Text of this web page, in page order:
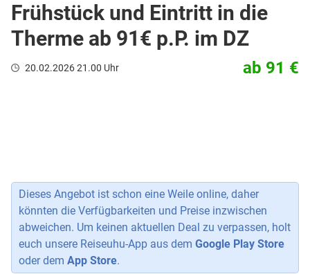
Frühstück und Eintritt in die
Therme ab 91€ p.P. im DZ
20.02.2026 21.00 Uhr ab 91 €
Dieses Angebot ist schon eine Weile online, daher
könnten die Verfügbarkeiten und Preise inzwischen
abweichen. Um keinen aktuellen Deal zu verpassen, holt
euch unsere Reiseuhu-App aus dem Google Play Store
oder dem App Store.